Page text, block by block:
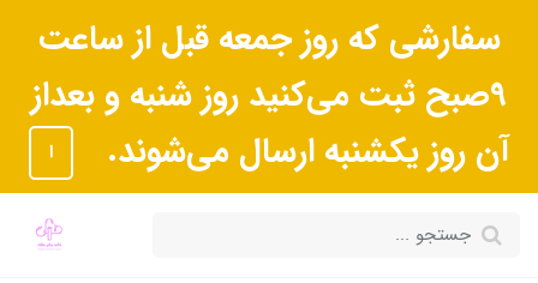
سفارشی که روز جمعه قبل از ساعت
9صبح ثبت می‌کنید روز شنبه و بعداز
آن روز یکشنبه ارسال می‌شوند.
ا